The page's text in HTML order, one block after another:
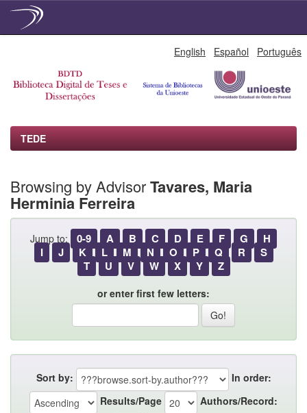
English Español Português
TEDE
Browsing by AdvisorTavares, Maria
Herminia Ferreira
Jump to: 0-9 A B C D E F G
H
I
J K L M N O P Q R
S
T
U V W X Y Z
or enter first few letters:
Sort by:
In order:
Results/Page
Authors/Record: